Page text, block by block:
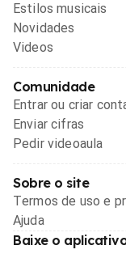
Estilos musicais
Novidades
Videos
Comunidade
Entrar ou criar
Enviar cifras
Pedir videoaula
Sobre o site
Termos de uso e
Ajuda
Baixe o